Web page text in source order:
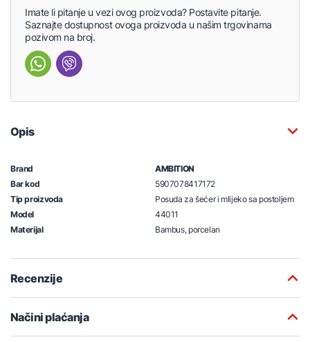
Imate li pitanje u vezi ovog proizvoda? Postavite pitanje.
Saznajte dostupnost ovoga proizvoda u našim trgovinama
pozivom na broj.
Opis
Brand
AMBITION
Bar kod
5907078417172
Tip proizvoda
Posuda za šećer i mlijeko sa postoljem
Model
44011
Materijal
Bambus, porcelan
Recenzije
Načini plaćanja